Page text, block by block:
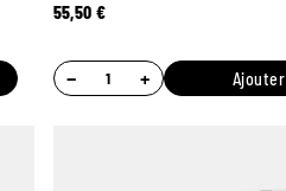
55,50 €
− + Ajouter